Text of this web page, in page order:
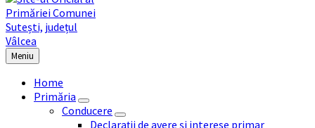
Meniu
Home
Primăria
Conducere
Declarații de avere și interese primar